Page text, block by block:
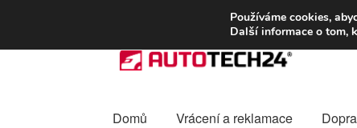
DOPRAVA od
Přeskočit
na
Přejít
webu
Domů Vrácení a reklamace
Používáme cookies,
Další informace o tom,